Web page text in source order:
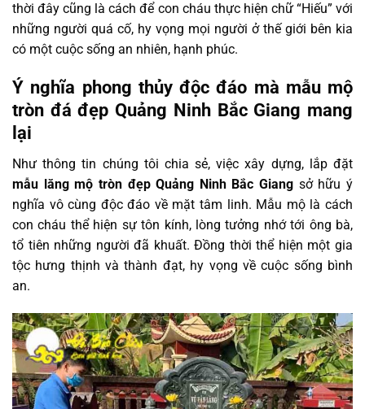
thời đây cũng là cách để con cháu thực hiện chữ “Hiếu” với
những người quá cố, hy vọng mọi người ở thế giới bên kia
có một cuộc sống an nhiên, hạnh phúc.
Ý nghĩa phong thủy độc đáo mà mẫu mộ
tròn đá đẹp Quảng Ninh Bắc Giang mang
lại
Như thông tin chúng tôi chia sẻ, việc xây dựng, lắp đặt
mẫu lăng mộ tròn đẹp Quảng Ninh Bắc Giang sở hữu ý
nghĩa vô cùng độc đáo về mặt tâm linh. Mẫu mộ là cách
con cháu thể hiện sự tôn kính, lòng tưởng nhớ tới ông bà,
tổ tiên những người đã khuất. Đồng thời thể hiện một gia
tộc hưng thịnh và thành đạt, hy vọng về cuộc sống bình
an.